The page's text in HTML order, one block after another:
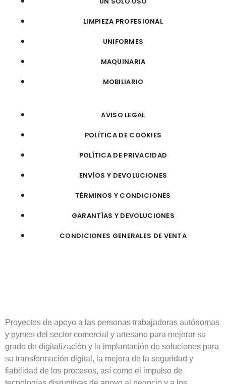
LIMPIEZA PROFESIONAL
UNIFORMES
MAQUINARIA
MOBILIARIO
AVISO LEGAL
POLÍTICA DE COOKIES
POLÍTICA DE PRIVACIDAD
ENVÍOS Y DEVOLUCIONES
TÉRMINOS Y CONDICIONES
GARANTÍAS Y DEVOLUCIONES
CONDICIONES GENERALES DE VENTA
Proyectos de apoyo a las personas trabajadoras autónomas
y pymes del sector comercial y artesano para mejorar su
grado de digitalización y la implantación de soluciones para
su transformación digital, la mejora de la seguridad y
fiabilidad de los procesos, así como el impulso de